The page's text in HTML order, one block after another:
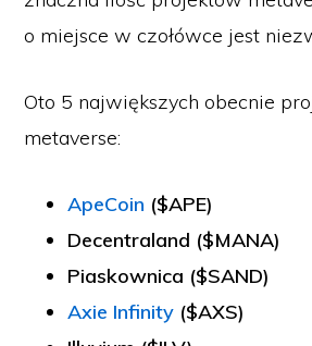
o miejsce w czołówce jest
Oto 5 największych obecnie
metaverse:
ApeCoin ($APE)
Decentraland ($MANA)
Piaskownica ($SAND)
Axie Infinity ($AXS)